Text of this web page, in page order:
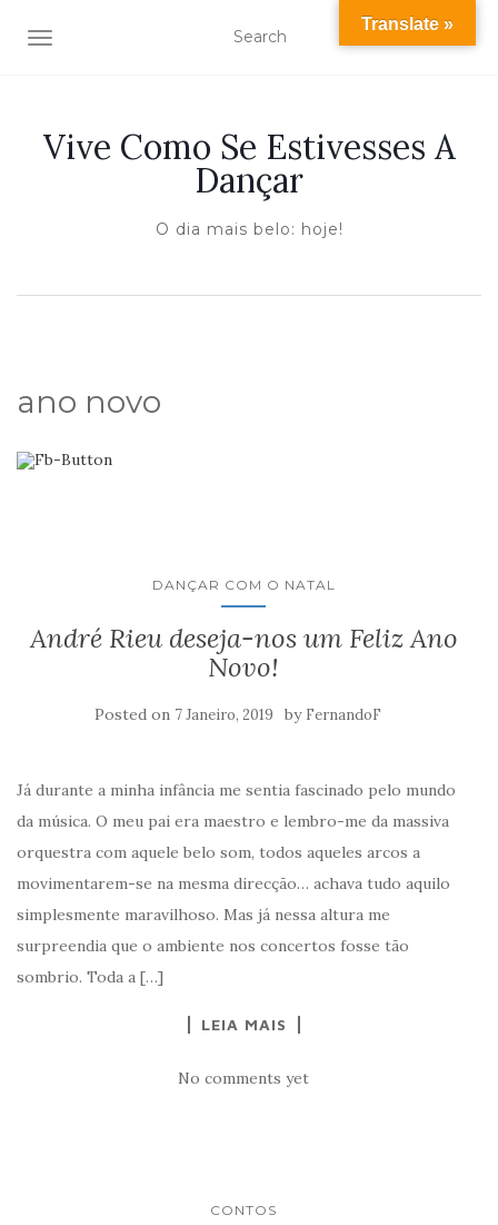
TOGGLE NAVIGATION
Vive Como Se Estivesses A
Dançar
O dia mais belo: hoje!
ano novo
DANÇAR COM O NATAL
André Rieu deseja-nos um Feliz Ano
Novo!
Posted on 7 Janeiro, 2019 by FernandoF
Já durante a minha infância me sentia fascinado pelo mundo
da música. O meu pai era maestro e lembro-me da massiva
orquestra com aquele belo som, todos aqueles arcos a
movimentarem-se na mesma direcção… achava tudo aquilo
simplesmente maravilhoso. Mas já nessa altura me
surpreendia que o ambiente nos concertos fosse tão
sombrio. Toda a […]
LEIA MAIS
No comments yet
CONTOS
Translate »